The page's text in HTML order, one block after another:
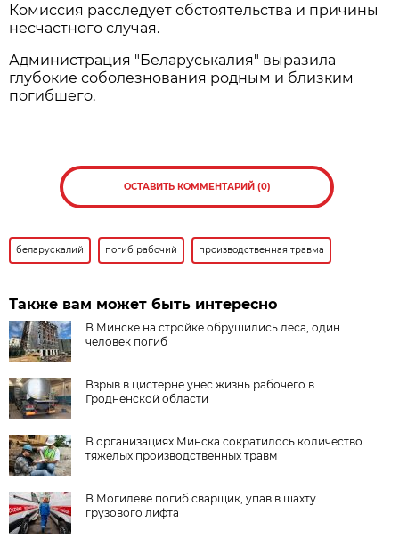
Комиссия расследует обстоятельства и причины
несчастного случая.
Администрация "Беларуськалия" выразила
глубокие соболезнования родным и близким
погибшего.
ОСТАВИТЬ КОММЕНТАРИЙ (0)
беларускалий погиб рабочий производственная травма
Также вам может быть интересно
В Минске на стройке обрушились леса, один
человек погиб
Взрыв в цистерне унес жизнь рабочего в
Гродненской области
В организациях Минска сократилось количество
тяжелых производственных травм
В Могилеве погиб сварщик, упав в шахту
грузового лифта